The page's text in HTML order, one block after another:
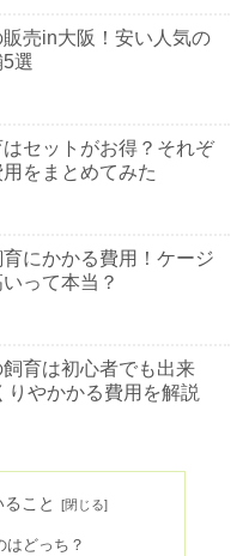
売in大阪！安い人気の
選
セットがお得？それぞ
をまとめてみた
にかかる費用！ケージ
って本当？
育は初心者でも出来
りやかかる費用を解説
大きさは？ベストなサ
のメーカー5選
こと
はどっち？